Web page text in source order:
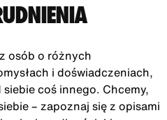
osób o różnych
i doświadczeniach,
coś innego. Chcemy,
– zapoznaj się z opisami